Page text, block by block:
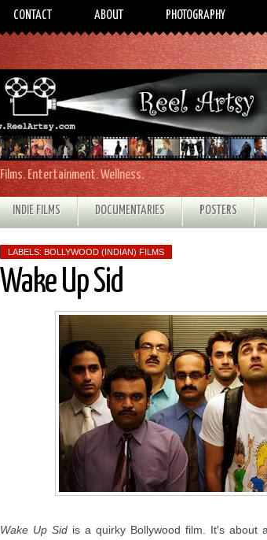
CONTACT ABOUT PHOTOGRAPHY
Films. Entertainment. Wellness.
INDIE FILMS DOCUMENTARIES POSTERS
LABELS: BOLLYWOOD (INDIAN) FILMS
Wake Up Sid
Wake Up Sid is a quirky Bollywood film. It's about